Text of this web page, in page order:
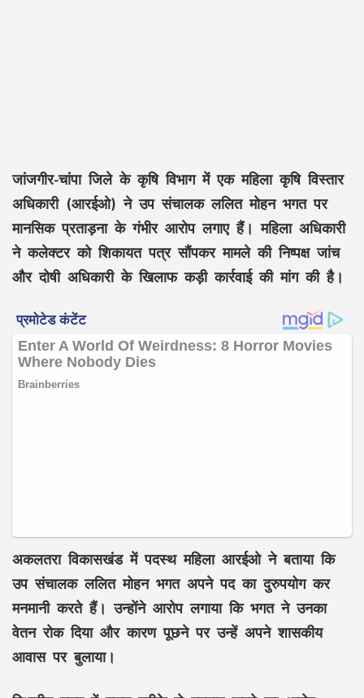
जांजगीर-चांपा जिले के कृषि विभाग में एक महिला कृषि विस्तार
अधिकारी (आरईओ) ने उप संचालक ललित मोहन भगत पर
मानसिक प्रताड़ना के गंभीर आरोप लगाए हैं। महिला अधिकारी
ने कलेक्टर को शिकायत पत्र सौंपकर मामले की निष्पक्ष जांच
और दोषी अधिकारी के खिलाफ कड़ी कार्रवाई की मांग की है।
अकलतरा विकासखंड में पदस्थ महिला आरईओ ने बताया कि
उप संचालक ललित मोहन भगत अपने पद का दुरुपयोग कर
मनमानी करते हैं। उन्होंने आरोप लगाया कि भगत ने उनका
वेतन रोक दिया और कारण पूछने पर उन्हें अपने शासकीय
आवास पर बुलाया।